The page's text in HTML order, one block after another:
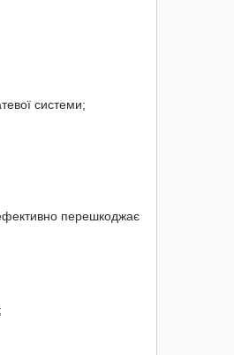
системи;
перешкоджає